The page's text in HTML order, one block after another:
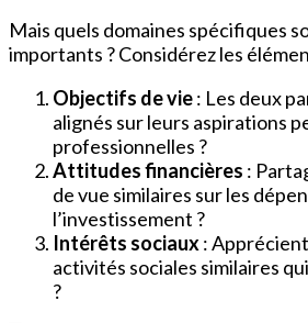
Mais quels domaines spécifiques
importants ? Considérez les
Objectifs de vie: Les deux
alignés sur leurs aspirations
professionnelles ?
Attitudes financières :
de vue similaires sur les
l’investissement ?
Intérêts sociaux:
activités sociales similaires
?